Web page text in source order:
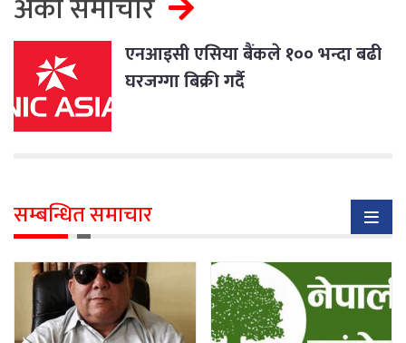
एनआइसी एसिया बैंकले १०० भन्दा बढी
घरजग्गा बिक्री गर्दै
सम्बन्धित समाचार